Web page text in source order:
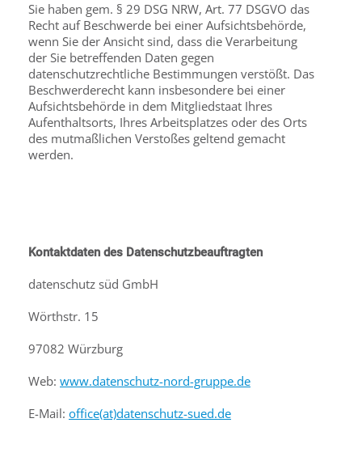
Sie haben gem. § 29 DSG NRW, Art. 77 DSGVO das
Recht auf Beschwerde bei einer Aufsichtsbehörde,
wenn Sie der Ansicht sind, dass die Verarbeitung
der Sie betreffenden Daten gegen
datenschutzrechtliche Bestimmungen verstößt. Das
Beschwerderecht kann insbesondere bei einer
Aufsichtsbehörde in dem Mitgliedstaat Ihres
Aufenthaltsorts, Ihres Arbeitsplatzes oder des Orts
des mutmaßlichen Verstoßes geltend gemacht
werden.
Kontaktdaten des Datenschutzbeauftragten
datenschutz süd GmbH
Wörthstr. 15
97082 Würzburg
Web: www.datenschutz-nord-gruppe.de
E-Mail: office(at)datenschutz-sued.de